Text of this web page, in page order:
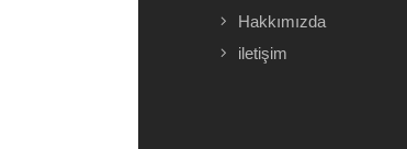
Hakkımızda
iletişim